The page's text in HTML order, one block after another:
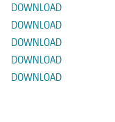
DOWNLOAD
DOWNLOAD
DOWNLOAD
DOWNLOAD
DOWNLOAD